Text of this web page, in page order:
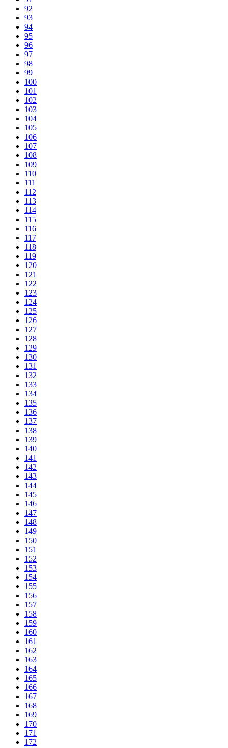
92
93
94
95
96
97
98
99
100
101
102
103
104
105
106
107
108
109
110
111
112
113
114
115
116
117
118
119
120
121
122
123
124
125
126
127
128
129
130
131
132
133
134
135
136
137
138
139
140
141
142
143
144
145
146
147
148
149
150
151
152
153
154
155
156
157
158
159
160
161
162
163
164
165
166
167
168
169
170
171
172